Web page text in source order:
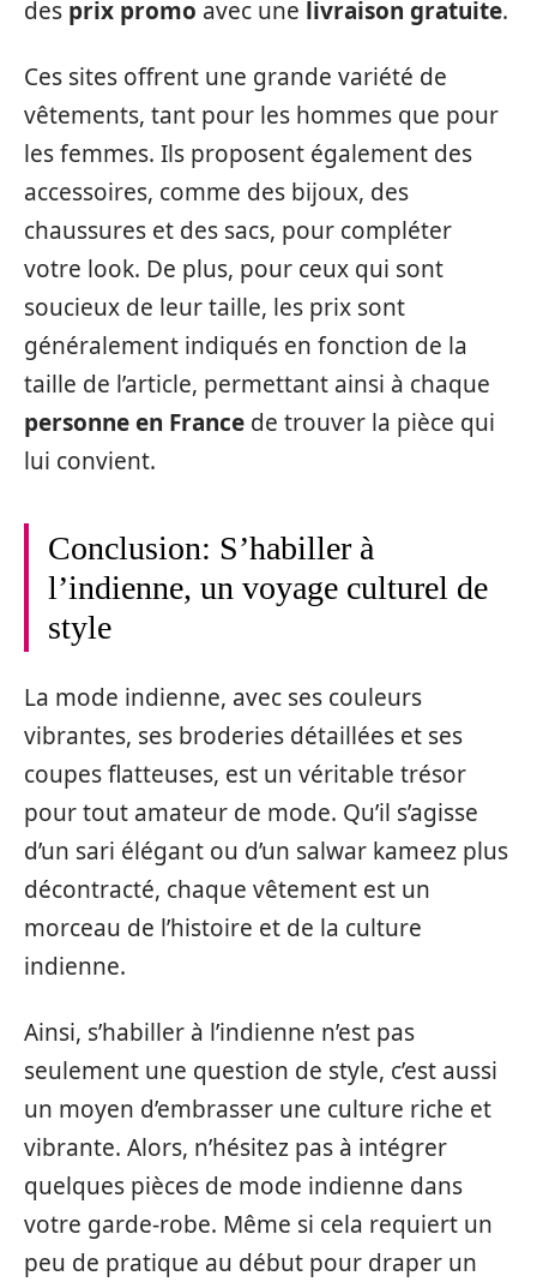
des prix promo avec une livraison gratuite.
Ces sites offrent une grande variété de
vêtements, tant pour les hommes que pour
les femmes. Ils proposent également des
accessoires, comme des bijoux, des
chaussures et des sacs, pour compléter
votre look. De plus, pour ceux qui sont
soucieux de leur taille, les prix sont
généralement indiqués en fonction de la
taille de l’article, permettant ainsi à chaque
personne en France de trouver la pièce qui
lui convient.
Conclusion: S’habiller à
l’indienne, un voyage culturel de
style
La mode indienne, avec ses couleurs
vibrantes, ses broderies détaillées et ses
coupes flatteuses, est un véritable trésor
pour tout amateur de mode. Qu’il s’agisse
d’un sari élégant ou d’un salwar kameez plus
décontracté, chaque vêtement est un
morceau de l’histoire et de la culture
indienne.
Ainsi, s’habiller à l’indienne n’est pas
seulement une question de style, c’est aussi
un moyen d’embrasser une culture riche et
vibrante. Alors, n’hésitez pas à intégrer
quelques pièces de mode indienne dans
votre garde-robe. Même si cela requiert un
peu de pratique au début pour draper un